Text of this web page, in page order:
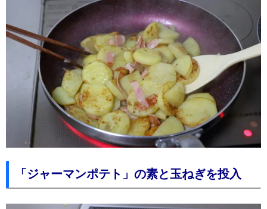
「ジャーマンポテト」の素と玉ねぎを投入